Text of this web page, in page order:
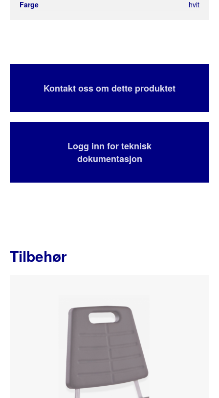
Farge hvit
Kontakt oss om dette produktet
Logg inn for teknisk
dokumentasjon
Tilbehør